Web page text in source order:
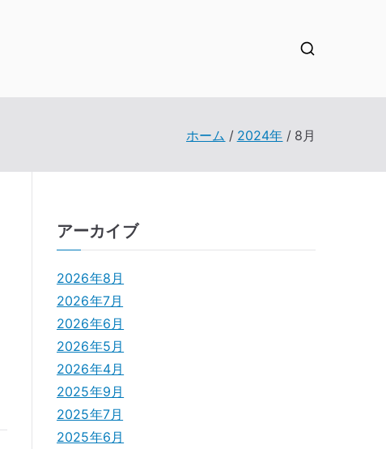
ホーム 2024年 8月
アーカイブ
2026年8月
2026年7月
2026年6月
2026年5月
2026年4月
2025年9月
2025年7月
2025年6月